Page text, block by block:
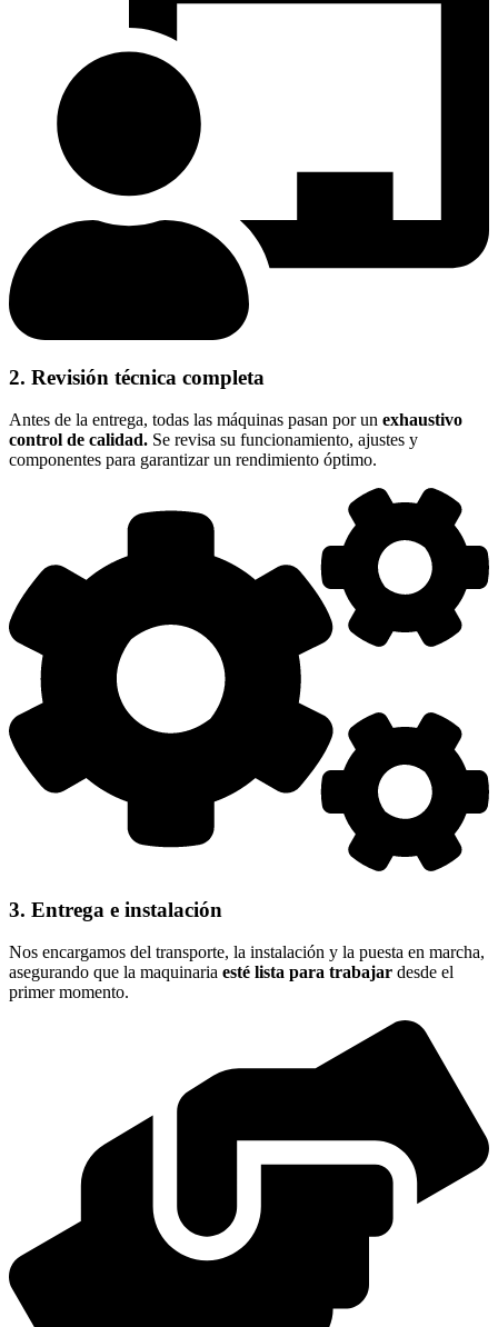
2. Revisión técnica completa
Antes de la entrega, todas las máquinas pasan por un exhaustivo
control de calidad. Se revisa su funcionamiento, ajustes y
componentes para garantizar un rendimiento óptimo.
3. Entrega e instalación
Nos encargamos del transporte, la instalación y la puesta en marcha,
asegurando que la maquinaria esté lista para trabajar desde el
primer momento.